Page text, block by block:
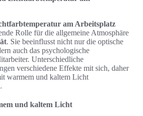
am Arbeitsplatz
Rolle für die allgemeine Atmosphäre
. Sie beeinflusst nicht nur die optische
auch das psychologische
Unterschiedliche
verschiedene Effekte mit sich, daher
warmem und kaltem Licht
und kaltem Licht